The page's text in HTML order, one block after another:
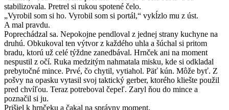
stabilizovala. Pretrel si rukou spotené čelo.
„Vyrobil som si ho. Vyrobil som si portál,“ vykĺzlo mu z úst.
A mal pravdu.
Poprechádzal sa. Nepokojne pendloval z jednej strany kuchyne na
druhú. Obkukoval ten výtvor z každého uhla a šúchal si pritom
bradu, ktorú už celé týždne zanedbával. Hrnček ani na moment
nespustil z očí. Ruka medzitým nahmatala misku, kde si odkladal
prebytočné mince. Prvé, čo chytil, vytiahol. Päť kún. Môže byť. Z
pošvy na opasku vytasil svoj taktický gerber, ktorého kliešte použil
pred chvíľou. Teraz potreboval čepeľ. Zaryl ňou do mince a
poznačil si ju.
Prišiel k hrnčeku a čakal na správny moment.